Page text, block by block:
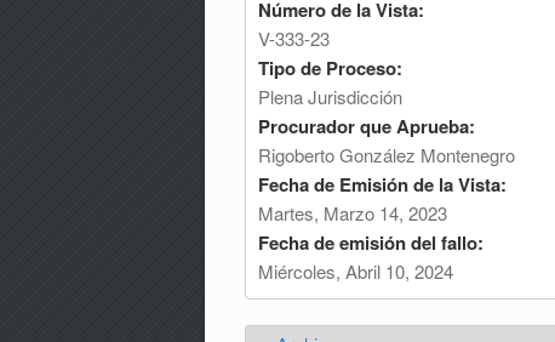
Número de la Vista:
V-333-23
Tipo de Proceso:
Plena Jurisdicción
Procurador que Aprueba:
Rigoberto González Montenegro
Fecha de Emisión de la Vista:
Martes, Marzo 14, 2023
Fecha de emisión del fallo:
Miércoles, Abril 10, 2024